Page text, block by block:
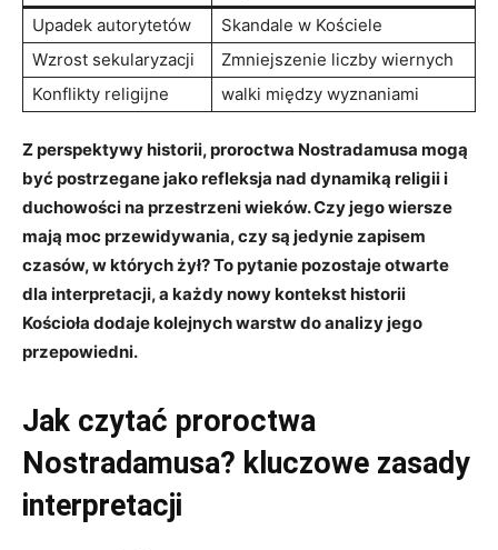
Upadek autorytetów
Skandale w Kościele
Wzrost sekularyzacji
Zmniejszenie⁤ liczby wiernych
Konflikty religijne
walki między wyznaniami
Z perspektywy historii, proroctwa Nostradamusa​ mogą
⁣być​ postrzegane ‌jako refleksja nad dynamiką religii i
duchowości ‍na przestrzeni wieków. Czy ⁢jego wiersze
‍mają moc przewidywania, czy są jedynie zapisem
czasów, w których ⁤żył? To pytanie ‍pozostaje otwarte
dla interpretacji, a każdy nowy kontekst ⁤historii
Kościoła dodaje⁢ kolejnych ‍warstw do analizy jego‌
przepowiedni.
Jak czytać proroctwa
Nostradamusa? ⁢kluczowe⁢ zasady⁢
interpretacji